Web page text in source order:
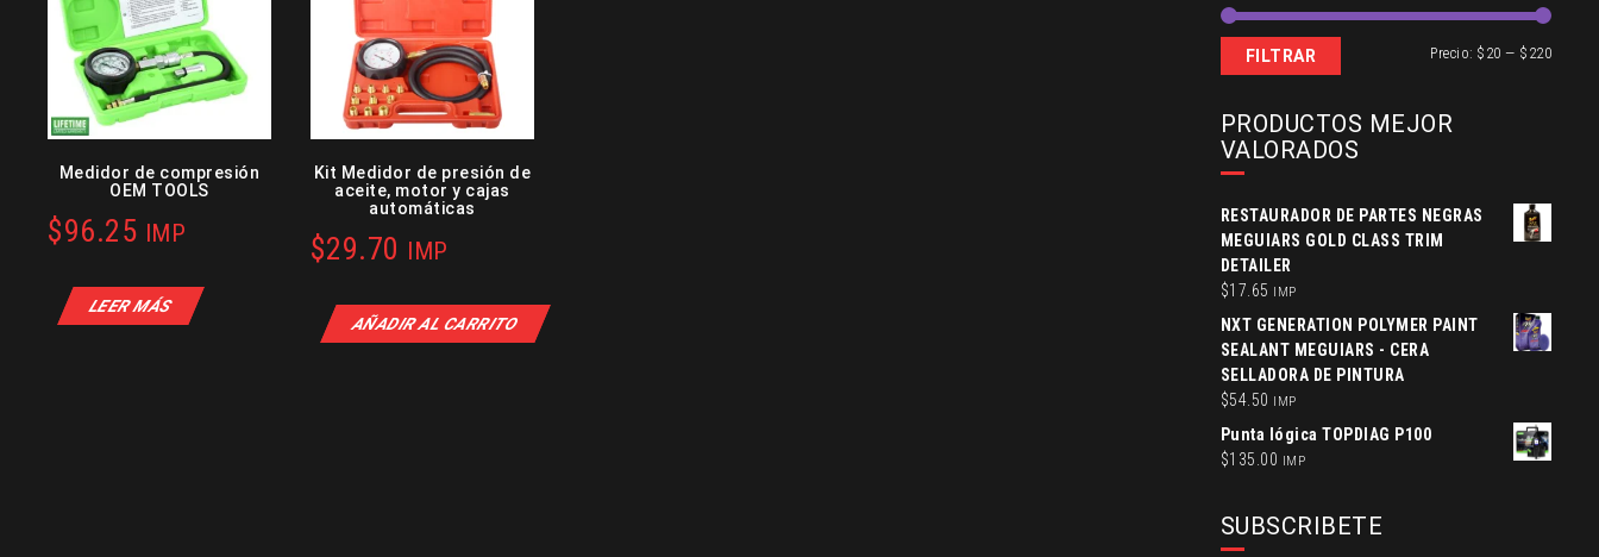
Medidor de compresión
OEM TOOLS
$96.25 IMP
LEER MÁS
Kit Medidor de presión de
aceite, motor y cajas
automáticas
$29.70 IMP
AÑADIR AL CARRITO
Precio
Precio
FILTRAR Precio: $20 — $220
PRODUCTOS MEJOR
VALORADOS
RESTAURADOR DE PARTES NEGRAS
MEGUIARS GOLD CLASS TRIM
DETAILER
$17.65 IMP
NXT GENERATION POLYMER PAINT
SEALANT MEGUIARS - CERA
SELLADORA DE PINTURA
$54.50 IMP
Punta lógica TOPDIAG P100
$135.00 IMP
SUBSCRIBETE